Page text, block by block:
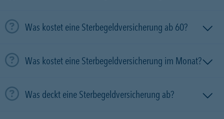
Was kostet eine Sterbegeldversicherung ab 60?
Was kostet eine Sterbegeldversicherung im Monat?
Was deckt eine Sterbegeldversicherung ab?